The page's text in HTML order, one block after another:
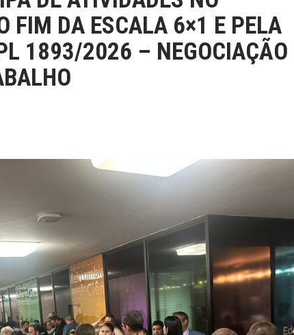
FIM DA ESCALA 6×1 E PELA
1893/2026 – NEGOCIAÇÃO